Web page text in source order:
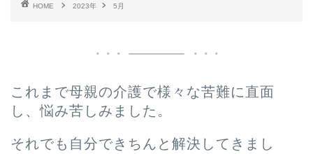
HOME 2023年 5月
これまで母親の介護で様々な苦難に直面
し、悩み苦しみました。
それでも自分できちんと解決してきまし